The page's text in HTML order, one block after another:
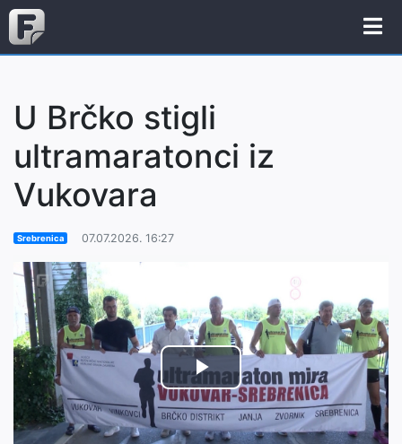
U Brčko stigli
ultramaratonci iz
Vukovara
Srebrenica 07.07.2026. 16:27
Play
Video